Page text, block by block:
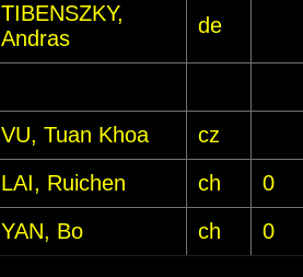
TIBENSZKY,
Andras
de
VU, Tuan Khoa
cz
LAI, Ruichen ch
0
YAN, Bo ch 0